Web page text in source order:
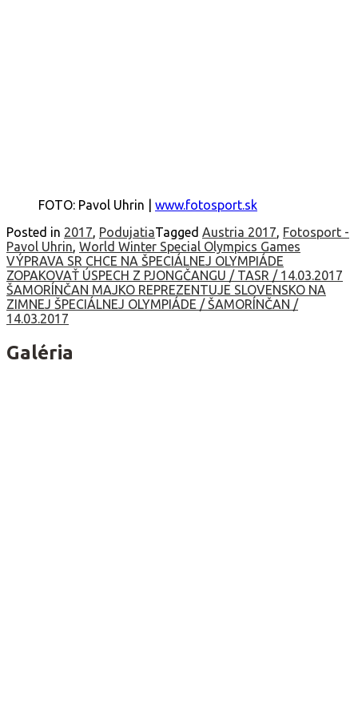
FOTO: Pavol Uhrin | www.fotosport.sk
Posted in 2017, PodujatiaTagged Austria 2017, Fotosport -
Pavol Uhrin, World Winter Special Olympics Games
Navigácia
v
článku
VÝPRAVA SR CHCE NA ŠPECIÁLNEJ OLYMPIÁDE
ZOPAKOVAŤ ÚSPECH Z PJONGČANGU / TASR / 14.03.2017
ŠAMORÍNČAN MAJKO REPREZENTUJE SLOVENSKO NA
ZIMNEJ ŠPECIÁLNEJ OLYMPIÁDE / ŠAMORÍNČAN /
14.03.2017
Galéria